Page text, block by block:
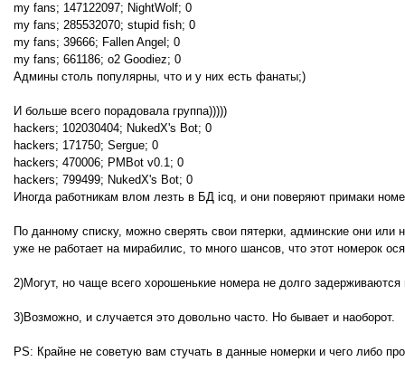
my fans; 147122097; NightWolf; 0
my fans; 285532070; stupid fish; 0
my fans; 39666; Fallen Angel; 0
my fans; 661186; o2 Goodiez; 0
Админы столь популярны, что и у них есть фанаты;)
И больше всего порадовала группа)))))
hackers; 102030404; NukedX's Bot; 0
hackers; 171750; Sergue; 0
hackers; 470006; PMBot v0.1; 0
hackers; 799499; NukedX's Bot; 0
Иногда работникам влом лезть в БД icq, и они поверяют примаки
По данному списку, можно сверять свои пятерки, админские они или
уже не работает на мирабилис, то много шансов, что этот номерок
2)Могут, но чаще всего хорошенькие номера не долго задерживаются
3)Возможно, и случается это довольно часто. Но бывает и наоборот.
PS: Крайне не советую вам стучать в данные номерки и чего либо